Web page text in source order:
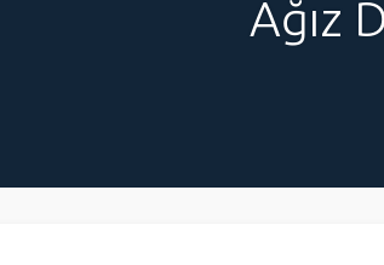
Ağız